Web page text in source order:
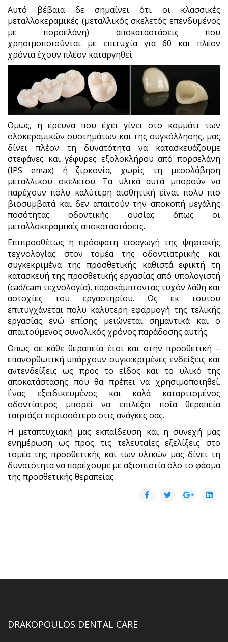
Αυτό βέβαια δε σημαίνει ότι οι κλασσικές
μεταλλοκεραμικές (μεταλλικός σκελετός επενδυμένος
με πορσελάνη) αποκαταστάσεις που
χρησιμοποιούνται με επιτυχία για 60 και πλέον
χρόνια έχουν πλέον καταργηθεί.
Ομως, η έρευνα που έχει γίνει στο κομμάτι των
ολοκεραμικών συστημάτων και της συγκόλλησης, μας
δίνει πλέον τη δυνατότητα να κατασκευάζουμε
στεφάνες και γέφυρες εξολοκλήρου από πορσελάνη
(IPS emax) ή ζιρκονία, χωρίς τη μεσολάβηση
μεταλλικού σκελετού. Τα υλικά αυτά μπορούν να
παρέχουν πολύ καλύτερη αισθητική είναι πολύ πιο
βιοσυμβατά και δεν απαιτούν την αποκοπή μεγάλης
ποσότητας οδοντικής ουσίας όπως οι
μεταλλοκεραμικές αποκαταστάσεις.
Επιπροσθέτως η πρόσφατη εισαγωγή της ψηφιακής
τεχνολογίας στον τομέα της οδοντιατρικής και
συγκεκριμένα της προσθετικής καθιστά εφικτή τη
κατασκευή της προσθετικής εργασίας από υπολογιστή
(cad/cam τεχνολογία), παρακάμπτοντας τυχόν λάθη και
αστοχίες του εργαστηρίου. Ως εκ τούτου
επιτυγχάνεται πολύ καλύτερη εφαρμογή της τελικής
εργασίας ενώ επίσης μειώνεται σημαντικά και ο
απαιτούμενος συνολικός χρόνος παράδοσης αυτής.
΄Οπως σε κάθε θεραπεία έτσι και στην προσθετική –
επανορθωτική υπάρχουν συγκεκριμένες ενδείξεις και
αντενδείξεις ως προς το είδος και το υλικό της
αποκατάστασης που θα πρέπει να χρησιμοποιηθεί.
΄Ενας εξειδικευμένος και καλά καταρτισμένος
οδοντίατρος μπορεί να επιλέξει ποία θεραπεία
ταιριάζει περισσότερο στις ανάγκες σας.
Η μεταπτυχιακή μας εκπαίδευση και η συνεχή μας
ενημέρωση ως προς τις τελευταίες εξελίξεις στο
τομέα της προσθετικής και των υλικών μας δίνει τη
δυνατότητα να παρέχουμε με αξιοπιστία όλο το φάσμα
της προσθετικής θεραπείας.
DRAKOPOULOS DENTAL CARE